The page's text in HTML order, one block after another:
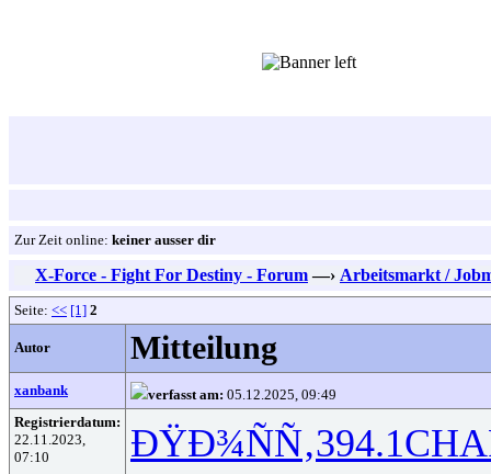
Zur Zeit online: keiner ausser dir
X-Force - Fight For Destiny - Forum —› Arbeitsmarkt /
Seite: << [1] 2
Autor Mitteilung
xanbank verfasst am: 05.12.2025, 09:49
Registrierdatum:
22.11.2023,
07:10
ÐŸÐ¾ÑÑ‚394.1